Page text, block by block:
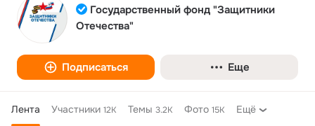
Государственный фонд "Защитники
Отечества"
Подписаться Еще
Лента Участники 12K Темы 3.2K Фото 15K Ещё